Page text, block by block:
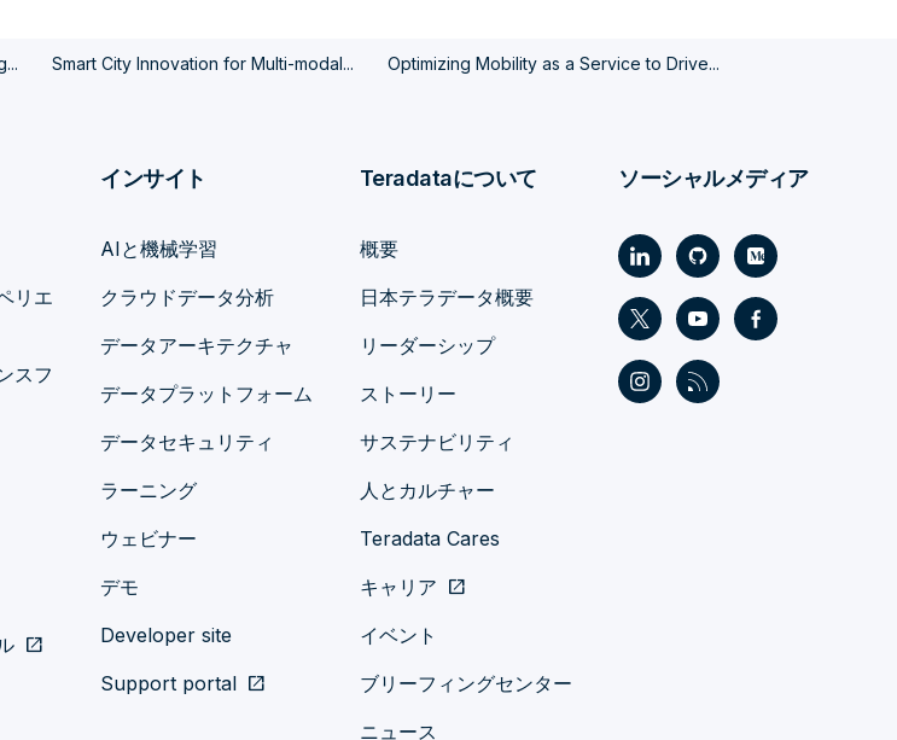
Smart City Innovation for Multi-modal... Optimizing Mobility as a Service to Drive...
リエ
スフ
open_in_new
インサイト
AIと機械学習
クラウドデータ分析
データアーキテクチャ
データプラットフォーム
データセキュリティ
ラーニング
ウェビナー
デモ
Developer site
Support portal open_in_new
Teradataについて
概要
日本テラデータ概要
リーダーシップ
ストーリー
サステナビリティ
人とカルチャー
Teradata Cares
キャリア open_in_new
イベント
ブリーフィングセンター
ニュース
ソーシャルメディア